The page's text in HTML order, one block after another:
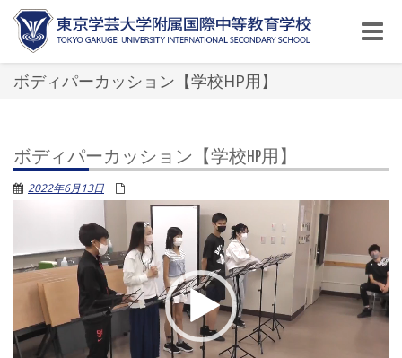
Toggle
ボディパーカッション【学校HP用】
ボディパーカッション【学校HP用】
2022年6月13日
レ